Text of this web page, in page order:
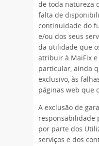
de toda natureza
falta de
continuidade do
e/ou dos seus
da utilidade que
atribuir à MaiFix e
particular, ainda
exclusivo, às
páginas web que
A exclusão de
responsabilidade
por parte dos
serviços e dos